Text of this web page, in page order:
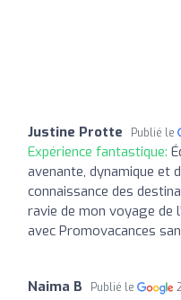
Justine Protte Publié le
Expérience fantastique:
avenante, dynamique et
connaissance des
ravie de mon voyage de
avec Promovacances
Naima B Publié le